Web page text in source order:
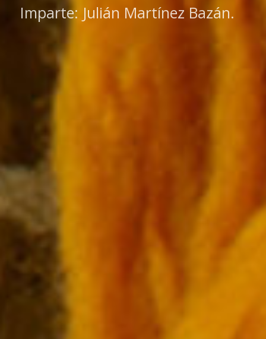
Imparte: Julián Martínez Bazán.